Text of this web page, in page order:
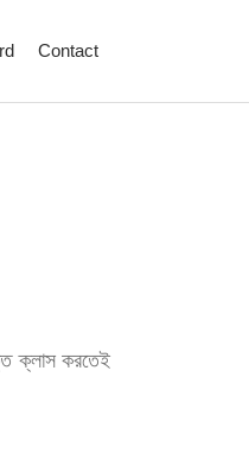
Contact
ক্লাস করতেই